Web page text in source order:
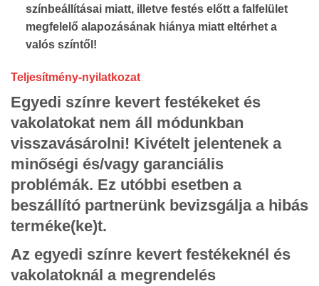
színbeállításai miatt, illetve festés előtt a falfelület
megfelelő alapozásának hiánya miatt eltérhet a
valós színtől!
Teljesítmény-nyilatkozat
Egyedi színre kevert festékeket és
vakolatokat nem áll módunkban
visszavásárolni! Kivételt jelentenek a
minőségi és/vagy garanciális
problémák. Ez utóbbi esetben a
beszállító partnerünk bevizsgálja a hibás
terméke(ke)t.
Az egyedi színre kevert festékeknél és
vakolatoknál a megrendelés